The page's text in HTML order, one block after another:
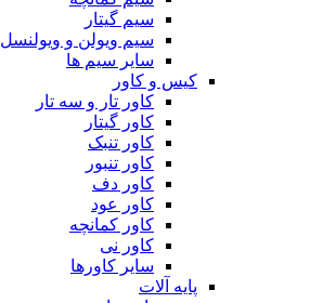
سیم گیتار
سیم ویولن و ویولنسل
سایر سیم ها
کیس و کاور
کاور تار و سه تار
کاور گیتار
کاور تنبک
کاور تنبور
کاور دف
کاور عود
کاور کمانچه
کاور نی
سایر کاورها
پایه آلات